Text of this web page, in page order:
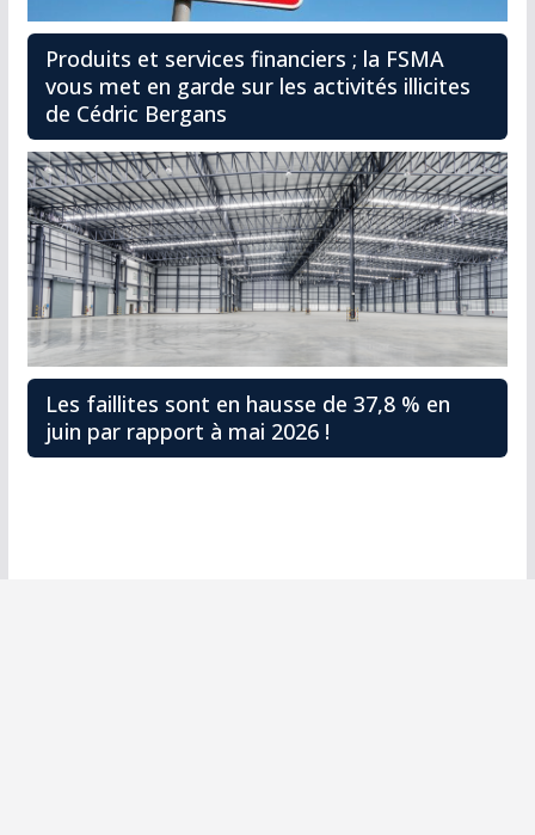
Produits et services financiers ; la FSMA
vous met en garde sur les activités illicites
de Cédric Bergans
Les faillites sont en hausse de 37,8 % en
juin par rapport à mai 2026 !